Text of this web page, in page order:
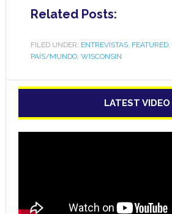
Related Posts:
FILED UNDER: ENTREVISTAS, FEATURED,
PAÍS/MUNDO, WISCONSIN
LATEST VIDEO